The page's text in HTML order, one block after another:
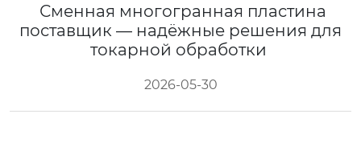
Сменная многогранная пластина
поставщик — надёжные решения для
токарной обработки
2026-05-30